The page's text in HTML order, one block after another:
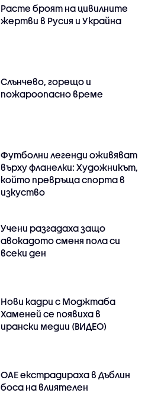
Расте броят на цивилните
жертви в Русия и Украйна
Слънчево, горещо и
пожароопасно време
Футболни легенди оживяват
върху фланелки: Художникът,
който превръща спорта в
изкуство
Учени разгадаха защо
авокадото сменя пола си
всеки ден
Нови кадри с Моджтаба
Хаменей се появиха в
ирански медии (ВИДЕО)
ОАЕ екстрадираха в Дъблин
боса на влиятелен